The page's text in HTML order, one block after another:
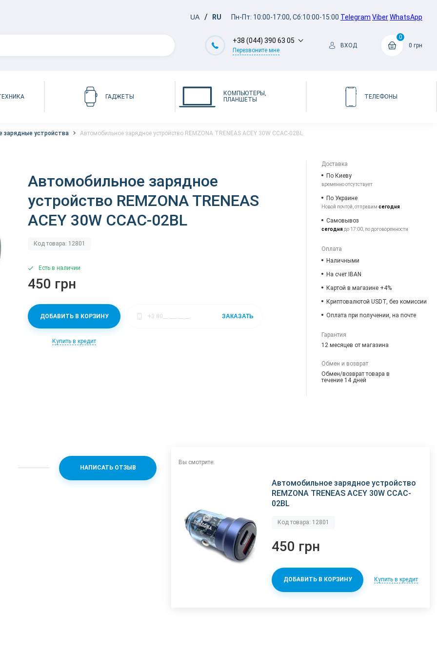
UA RU Пн-Пт: 10:00-17:00, Сб:10:00-15:00 Telegram ViberWhatsApp
+38 (044) 390 63 05
Перезвоните мне
ВХОД
0
0 грн
ГАДЖЕТЫ
КОМПЬЮТЕРЫ,
ПЛАНШЕТЫ
ТЕЛЕФОНЫ
зарядные устройства Автомобильное зарядное устройство REMZONA TRENEAS ACEY 30W CCAC-02BL
Автомобильное зарядное
устройство REMZONA TRENEAS
ACEY 30W CCAC-02BL
Код товара: 12801
Есть в наличии
450 грн
ДОБАВИТЬ В КОРЗИНУ
Купить в кредит
ЗАКАЗАТЬ
Доставка
По Киеву
временно отсутствует
По Украине
Новой почтой, отправимсегодня
Самовывоз
сегоднядо 17:00, по договоренности
Оплата
Наличными
На счет IBAN
Картой в магазине +4%
Криптовалютой USDT, без комиссии
Оплата при получении, на почте
Гарантия
12 месяцев от магазина
Обмен и возврат
Обмен/возврат товара в
течение 14 дней
НАПИСАТЬ ОТЗЫВ
Вы смотрите:
Автомобильное зарядное устройство
REMZONA TRENEAS ACEY 30W CCAC-
02BL
Код товара: 12801
450 грн
ДОБАВИТЬ В КОРЗИНУ Купить в кредит